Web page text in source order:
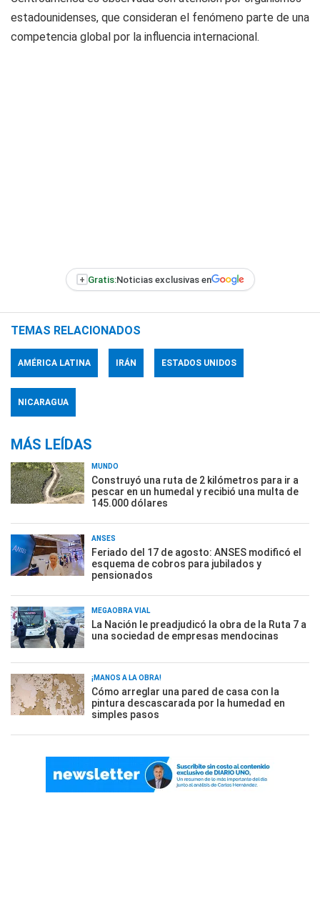
estadounidenses, que consideran el fenómeno parte de una
competencia global por la influencia internacional.
+ Gratis:Noticias exclusivas en
TEMAS RELACIONADOS
AMÉRICA LATINA IRÁN ESTADOS UNIDOS
NICARAGUA
MÁS LEÍDAS
MUNDO
Construyó una ruta de 2 kilómetros para ir a
pescar en un humedal y recibió una multa de
145.000 dólares
ANSES
Feriado del 17 de agosto: ANSES modificó el
esquema de cobros para jubilados y
pensionados
MEGAOBRA VIAL
La Nación le preadjudicó la obra de la Ruta 7 a
una sociedad de empresas mendocinas
¡MANOS A LA OBRA!
Cómo arreglar una pared de casa con la
pintura descascarada por la humedad en
simples pasos